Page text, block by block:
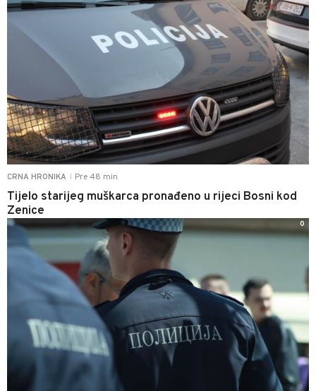
CRNA HRONIKA Pre 48 min
Tijelo starijeg muškarca pronađeno u rijeci Bosni kod
Zenice
0